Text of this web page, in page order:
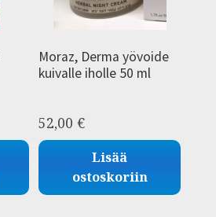
Moraz, Derma yövoide
kuivalle iholle 50 ml
52,00 €
Lisää
ostoskoriin